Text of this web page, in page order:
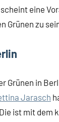
eine
Grünen zu
Grünen in
Jarasch
ist mit dem